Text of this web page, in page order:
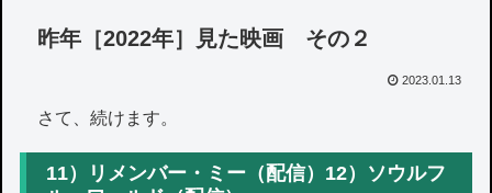
昨年［2022年］見た映画 その２
2023.01.13
さて、続けます。
11）リメンバー・ミー（配信）12）ソウルフ